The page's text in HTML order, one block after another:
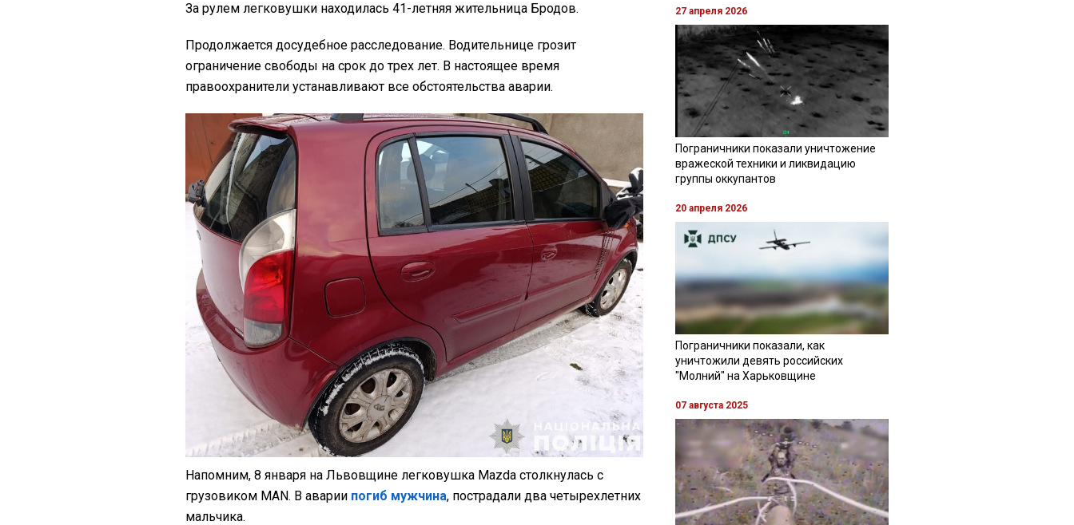
За рулем легковушки находилась 41-летняя жительница Бродов.
Продолжается досудебное расследование. Водительнице грозит
ограничение свободы на срок до трех лет. В настоящее время
правоохранители устанавливают все обстоятельства аварии.
Напомним, 8 января на Львовщине легковушка Mazda столкнулась с
грузовиком MAN. В аварии погиб мужчина, пострадали два четырехлетних
мальчика.
27 апреля 2026
Пограничники показали уничтожение
вражеской техники и ликвидацию
группы оккупантов
20 апреля 2026
Пограничники показали, как
уничтожили девять российских
"Молний" на Харьковщине
07 августа 2025